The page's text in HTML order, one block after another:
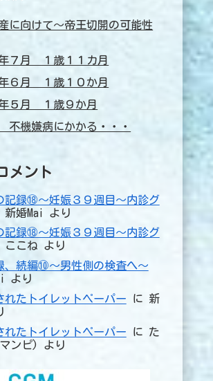
に向けて～帝王切開の可能性
７月 １歳１１カ月
６月 １歳１０か月
５月 １歳９か月
不機嫌病にかかる・・・
メント
記録⑱～妊娠３９週目～内診グ
新婚Mai
より
記録⑱～妊娠３９週目～内診グ
ここね より
、続編⑩～男性側の検査へ～
より
れたトイレットペーパー に 新
れたトイレットペーパー に た
ンピ)
より